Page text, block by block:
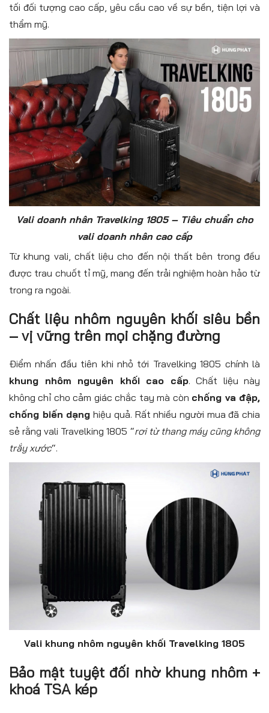
tối đối tượng cao cấp, yêu cầu cao về sự bền, tiện lợi và
thẩm mỹ.
Vali doanh nhân Travelking 1805 – Tiêu chuẩn cho
vali doanh nhân cao cấp
Từ khung vali, chất liệu cho đến nội thất bên trong đều
được trau chuốt tỉ mỹ, mang đến trải nghiệm hoàn hảo từ
trong ra ngoài.
Chất liệu nhôm nguyên khối siêu bền
– vị vững trên mọi chặng đường
Điểm nhấn đầu tiên khi nhỏ tới Travelking 1805 chính là
khung nhôm nguyên khối cao cấp. Chất liệu này
không chỉ cho cảm giác chắc tay mà còn chống va đập,
chống biến dạng hiệu quả. Rất nhiều người mua đã chia
sẻ rằng vali Travelking 1805 “rơi từ thang máy cũng không
trắy xước“.
Vali khung nhôm nguyên khối Travelking 1805
Bảo mật tuyệt đối nhờ khung nhôm +
khoá TSA kép